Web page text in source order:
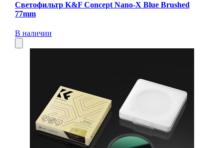
Светофильтр K&F Concept Nano-X Blue Brushed
77mm
В наличии